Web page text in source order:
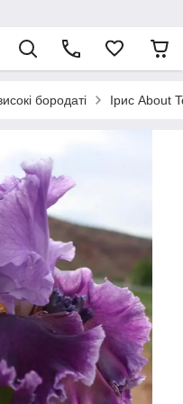
бородаті Ірис About